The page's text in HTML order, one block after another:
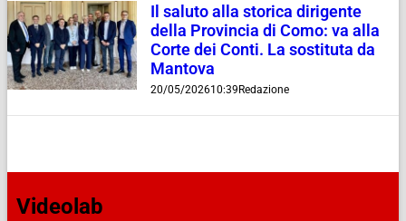
Il saluto alla storica dirigente
della Provincia di Como: va alla
Corte dei Conti. La sostituta da
Mantova
20/05/202610:39Redazione
Videolab